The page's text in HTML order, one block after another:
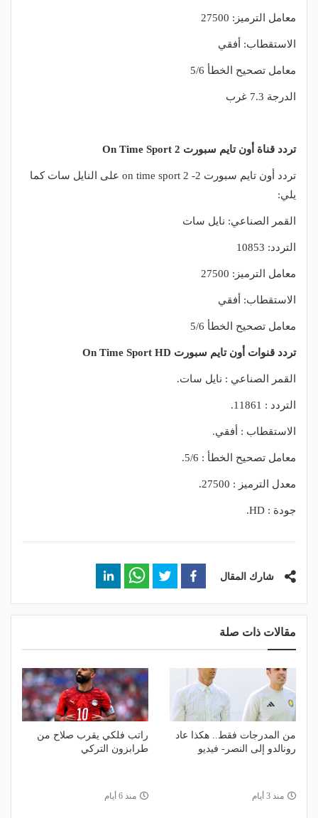
معامل الترميز: 27500
الاستقطاب: أفقي
معامل تصحيح الخطأ 5/6
الدرجة 7.3 غرب
تردد قناة أون تايم سبورت On Time Sport 2
تردد أون تايم سبورت 2- on time sport 2 على النايل سات كما
يلي:
القمر الصناعي: نايل سات
التردد: 10853
معامل الترميز: 27500
الاستقطاب: أفقي
معامل تصحيح الخطأ 5/6
تردد قنوات أون تايم سبورت On Time Sport HD
القمر الصناعي : نايل سات.
التردد : 11861.
الاستقطاب : أفقي.
معامل تصحيح الخطأ : 5/6.
معدل الترميز : 27500.
جودة : HD.
شارك المقال
مقالات ذات صلة
من المدرجات فقط.. هكذا عاد
رونالدو إلى النصر- فيديو
منذ 3 أيام
راتب فلكي يقرب صلاح من
طرابزون التركي
منذ 6 أيام